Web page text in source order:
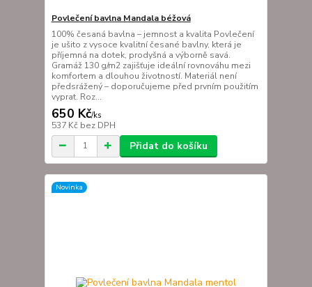
Povlečení bavlna Mandala béžová
100% česaná bavlna – jemnost a kvalita Povlečení
je ušito z vysoce kvalitní česané bavlny, která je
příjemná na dotek, prodyšná a výborně savá.
Gramáž 130 g/m2 zajišťuje ideální rovnováhu mezi
komfortem a dlouhou životností. Materiál není
předsrážený – doporučujeme před prvním použitím
vyprat. Roz...
650 Kč/ks
537 Kč bez DPH
Přidat do košíku
Novinka